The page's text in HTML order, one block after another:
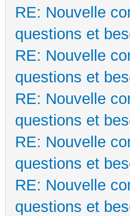
RE: Nouvelle
questions et
RE: Nouvelle
questions et
RE: Nouvelle
questions et
RE: Nouvelle
questions et
RE: Nouvelle
questions et